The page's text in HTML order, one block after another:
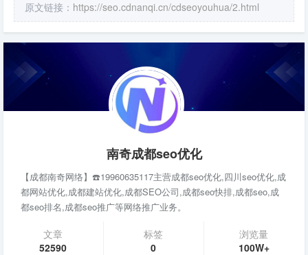
原文链接： https://seo.cdnanqi.cn/cdseoyouhua/2.html
南奇成都seo优化
【成都南奇网络】☎️19960635117主营成都seo优化,四川seo优化,成
都网站优化,成都建站优化,成都SEO公司,成都seo快排,成都seo,成
都seo排名,成都seo推广等网络推广业务。
文章
52590
标签
0
浏览量
100W+